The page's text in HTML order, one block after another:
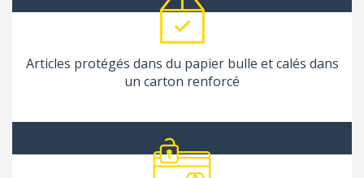
Articles protégés dans du papier bulle et calés dans
un carton renforcé